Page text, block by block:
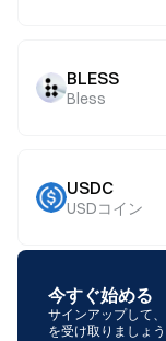
BLESS
Bless
USDC
USDコイン
今すぐ始める
サインアップして、
を受け取りましょう